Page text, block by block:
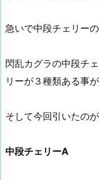
急いで中段チェリー
閃乱カグラの中段チ
リーが３種類ある事が
そして今回引いたのが
中段チェリーA